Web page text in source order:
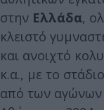
στην Ελλάδα,
κλειστό
και ανοιχτό
κ.α., με το
από των αγώνων